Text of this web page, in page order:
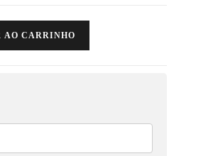
CARRINHO